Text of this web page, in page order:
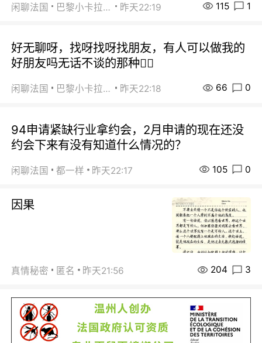
闲聊法国 巴黎小卡拉咪 昨天22:19 115 1
好无聊呀，找呀找呀找朋友，有人可以做我的
好朋友吗无话不谈的那种😮‍💨
闲聊法国 巴黎小卡拉咪 昨天22:18 66 0
94申请紧缺行业拿约会，2月申请的现在还没
约会下来有没有知道什么情况的？
闲聊法国 都一样 昨天22:17 105 0
因果
真情秘密 匿名 昨天21:56 204 3